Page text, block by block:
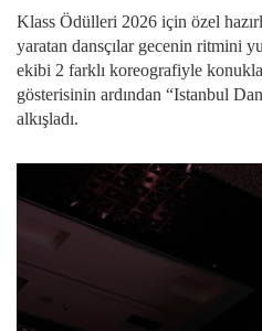
Klass Ödülleri 2026 için özel
yaratan dansçılar gecenin ritmini
ekibi 2 farklı koreografiyle
gösterisinin ardından “Istanbul
alkışladı.